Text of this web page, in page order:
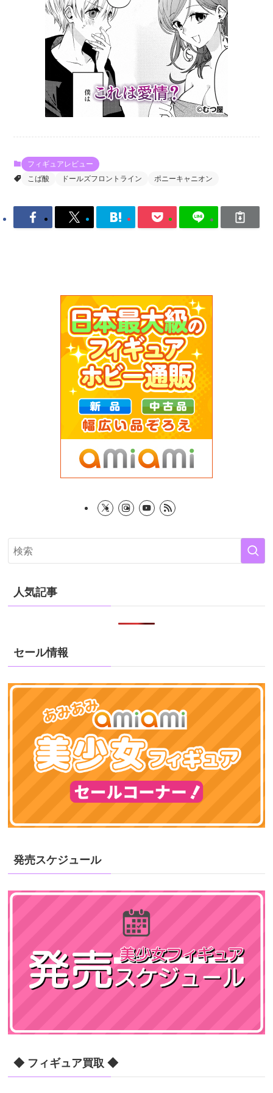
フィギュアレビュー
こば酸
ドールズフロントライン ポニーキャニオン
人気記事
セール情報
発売スケジュール
◆ フィギュア買取 ◆